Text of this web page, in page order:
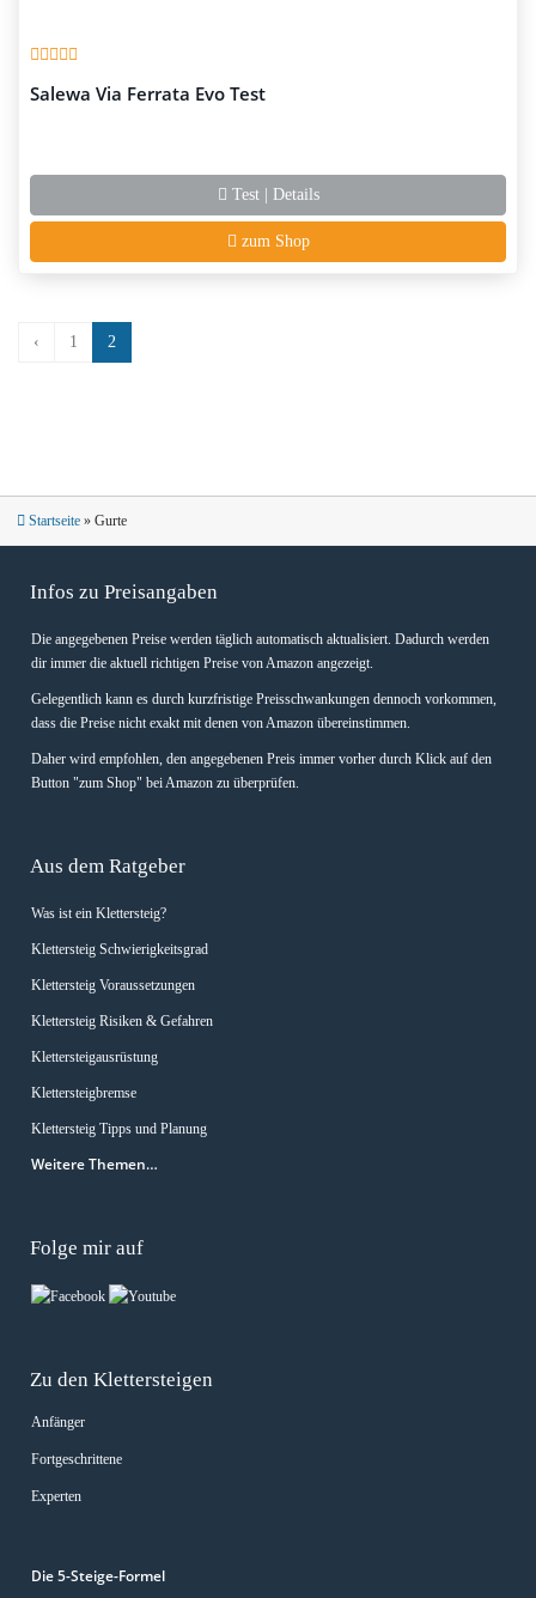
Salewa Via Ferrata Evo Test
Test | Details
zum Shop
‹ 1 2
Startseite » Gurte
Infos zu Preisangaben
Die angegebenen Preise werden täglich automatisch aktualisiert. Dadurch werden
dir immer die aktuell richtigen Preise von Amazon angezeigt.
Gelegentlich kann es durch kurzfristige Preisschwankungen dennoch vorkommen,
dass die Preise nicht exakt mit denen von Amazon übereinstimmen.
Daher wird empfohlen, den angegebenen Preis immer vorher durch Klick auf den
Button "zum Shop" bei Amazon zu überprüfen.
Aus dem Ratgeber
Was ist ein Klettersteig?
Klettersteig Schwierigkeitsgrad
Klettersteig Voraussetzungen
Klettersteig Risiken & Gefahren
Klettersteigausrüstung
Klettersteigbremse
Klettersteig Tipps und Planung
Weitere Themen…
Folge mir auf
Zu den Klettersteigen
Anfänger
Fortgeschrittene
Experten
Die 5-Steige-Formel